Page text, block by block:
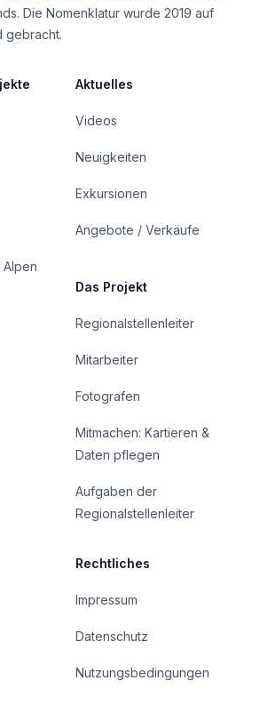
Die Nomenklatur wurde 2019 auf
gebracht.
Aktuelles
Videos
Neuigkeiten
Exkursionen
Angebote / Verkäufe
Das Projekt
Regionalstellenleiter
Mitarbeiter
Fotografen
Mitmachen: Kartieren &
Daten pflegen
Aufgaben der
Regionalstellenleiter
Rechtliches
Impressum
Datenschutz
Nutzungsbedingungen